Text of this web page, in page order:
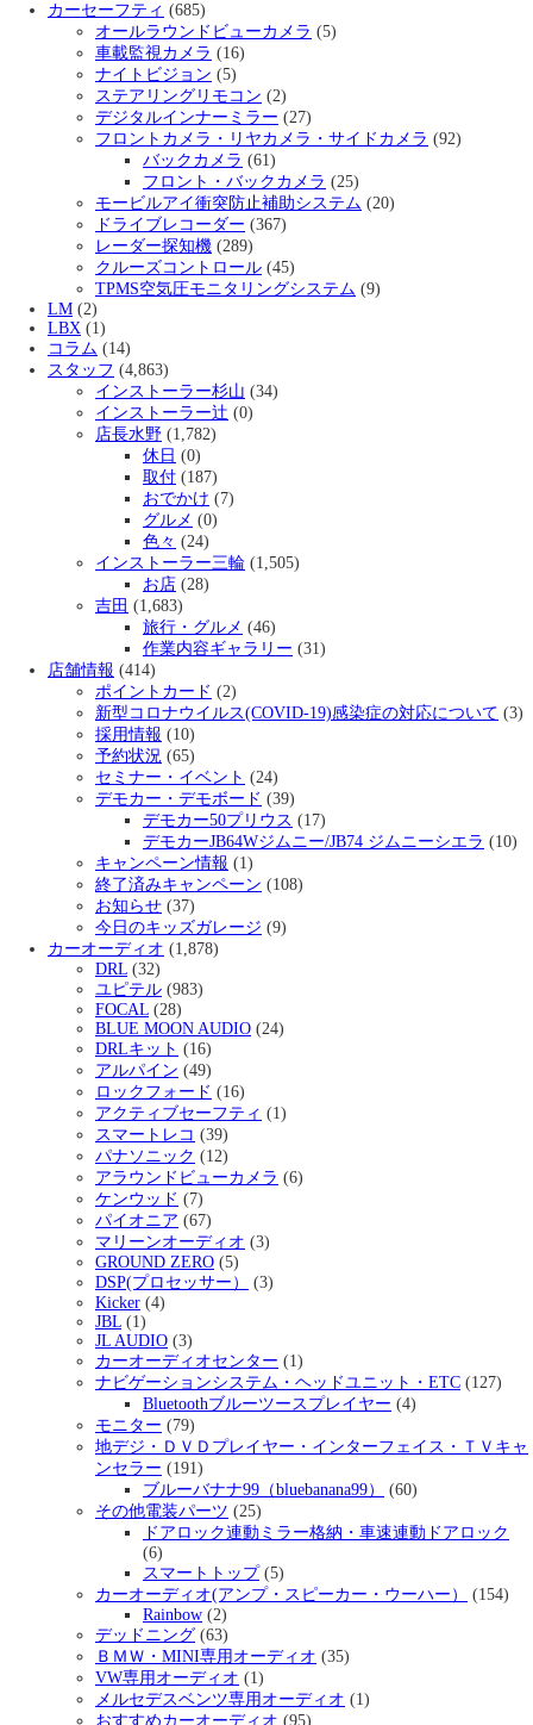
カーセーフティ (685)
オールラウンドビューカメラ (5)
車載監視カメラ (16)
ナイトビジョン (5)
ステアリングリモコン (2)
デジタルインナーミラー (27)
フロントカメラ・リヤカメラ・サイドカメラ (92)
バックカメラ (61)
フロント・バックカメラ (25)
モービルアイ衝突防止補助システム (20)
ドライブレコーダー (367)
レーダー探知機 (289)
クルーズコントロール (45)
TPMS空気圧モニタリングシステム (9)
LM (2)
LBX (1)
コラム (14)
スタッフ (4,863)
インストーラー杉山 (34)
インストーラー辻 (0)
店長水野 (1,782)
休日 (0)
取付 (187)
おでかけ (7)
グルメ (0)
色々 (24)
インストーラー三輪 (1,505)
お店 (28)
吉田 (1,683)
旅行・グルメ (46)
作業内容ギャラリー (31)
店舗情報 (414)
ポイントカード (2)
新型コロナウイルス(COVID-19)感染症の対応について (3)
採用情報 (10)
予約状況 (65)
セミナー・イベント (24)
デモカー・デモボード (39)
デモカー50プリウス (17)
デモカーJB64Wジムニー/JB74 ジムニーシエラ (10)
キャンペーン情報 (1)
終了済みキャンペーン (108)
お知らせ (37)
今日のキッズガレージ (9)
カーオーディオ (1,878)
DRL (32)
ユピテル (983)
FOCAL (28)
BLUE MOON AUDIO (24)
DRLキット (16)
アルパイン (49)
ロックフォード (16)
アクティブセーフティ (1)
スマートレコ (39)
パナソニック (12)
アラウンドビューカメラ (6)
ケンウッド (7)
パイオニア (67)
マリーンオーディオ (3)
GROUND ZERO (5)
DSP(プロセッサー）
(3)
Kicker (4)
JBL (1)
JL AUDIO (3)
カーオーディオセンター (1)
ナビゲーションシステム・ヘッドユニット・ETC (127)
Bluetoothブルーツースプレイヤー (4)
モニター (79)
地デジ・ＤＶＤプレイヤー・インターフェイス・ＴＶキャ
ンセラー (191)
ブルーバナナ99（bluebanana99）
(60)
その他電装パーツ (25)
ドアロック連動ミラー格納・車速連動ドアロック
(6)
スマートトップ(5)
カーオーディオ(アンプ・スピーカー・ウーハー）
(154)
Rainbow (2)
デッドニング (63)
ＢＭＷ・MINI専用オーディオ (35)
VW専用オーディオ (1)
メルセデスベンツ専用オーディオ (1)
おすすめカーオーディオ (95)